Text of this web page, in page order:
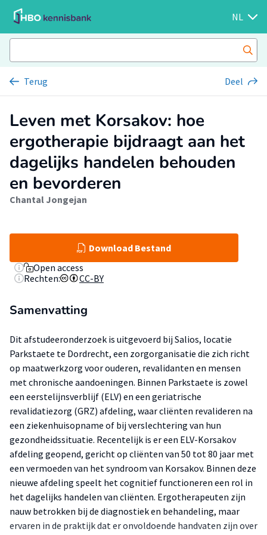
NL
Terug Deel
Leven met Korsakov: hoe
ergotherapie bijdraagt aan het
dagelijks handelen behouden
en bevorderen
Chantal Jongejan
Download Bestand
Open access
Rechten:
CC-BY
Samenvatting
Dit afstudeeronderzoek is uitgevoerd bij Salios, locatie
Parkstaete te Dordrecht, een zorgorganisatie die zich richt
op maatwerkzorg voor ouderen, revalidanten en mensen
met chronische aandoeningen. Binnen Parkstaete is zowel
een eerstelijnsverblijf (ELV) en een geriatrische
revalidatiezorg (GRZ) afdeling, waar cliënten revalideren na
een ziekenhuisopname of bij verslechtering van hun
gezondheidssituatie. Recentelijk is er een ELV-Korsakov
afdeling geopend, gericht op cliënten van 50 tot 80 jaar met
een vermoeden van het syndroom van Korsakov. Binnen deze
nieuwe afdeling speelt het cognitief functioneren een rol in
het dagelijks handelen van cliënten. Ergotherapeuten zijn
nauw betrokken bij de diagnostiek en behandeling, maar
ervaren in de praktijk dat er onvoldoende handvaten zijn over